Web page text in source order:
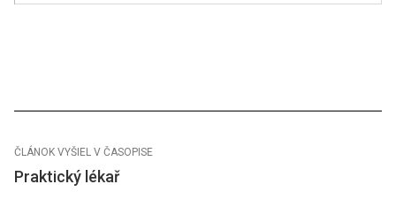
ČLÁNOK VYŠIEL V ČASOPISE
Praktický lékař